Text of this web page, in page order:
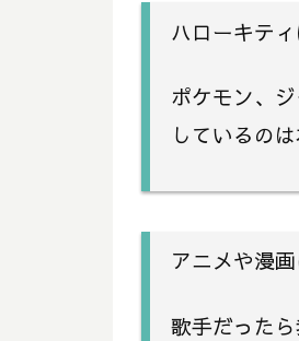
ハローキティ
ポケモン、
しているの
アニメや漫
歌手だった